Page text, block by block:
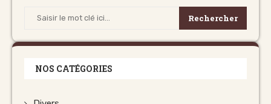
Rechercher
NOS CATÉGORIES